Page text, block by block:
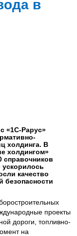
в
«1С-Рарус»
холдинга. В
холдингом»
справочников
ускорилось
качество
безопасности
проекты
дороги, топливно-
на